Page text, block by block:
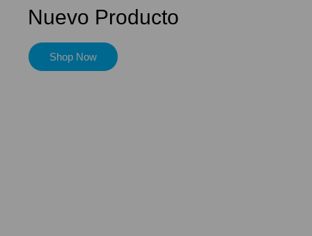
Nuevo Producto
Shop Now